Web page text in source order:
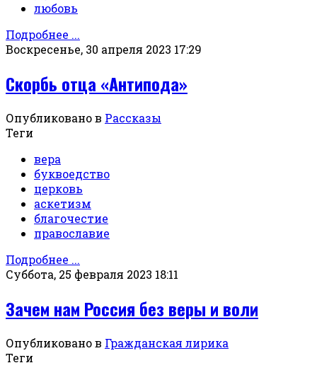
любовь
Подробнее ...
Воскресенье, 30 апреля 2023 17:29
Скорбь отца «Антипода»
Опубликовано в Рассказы
Теги
вера
буквоедство
церковь
аскетизм
благочестие
православие
Подробнее ...
Суббота, 25 февраля 2023 18:11
Зачем нам Россия без веры и воли
Опубликовано в Гражданская лирика
Теги